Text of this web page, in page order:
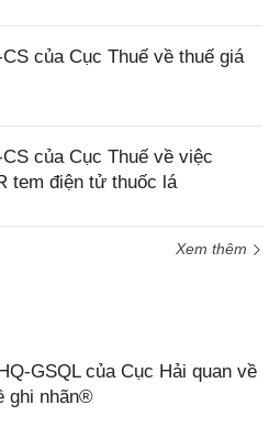
của Cục Thuế về thuế giá
của Cục Thuế về việc
tem điện tử thuốc lá
Xem thêm
GSQL của Cục Hải quan về
ghi nhãn®